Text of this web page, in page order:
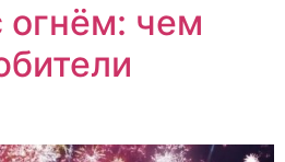
огнём: чем